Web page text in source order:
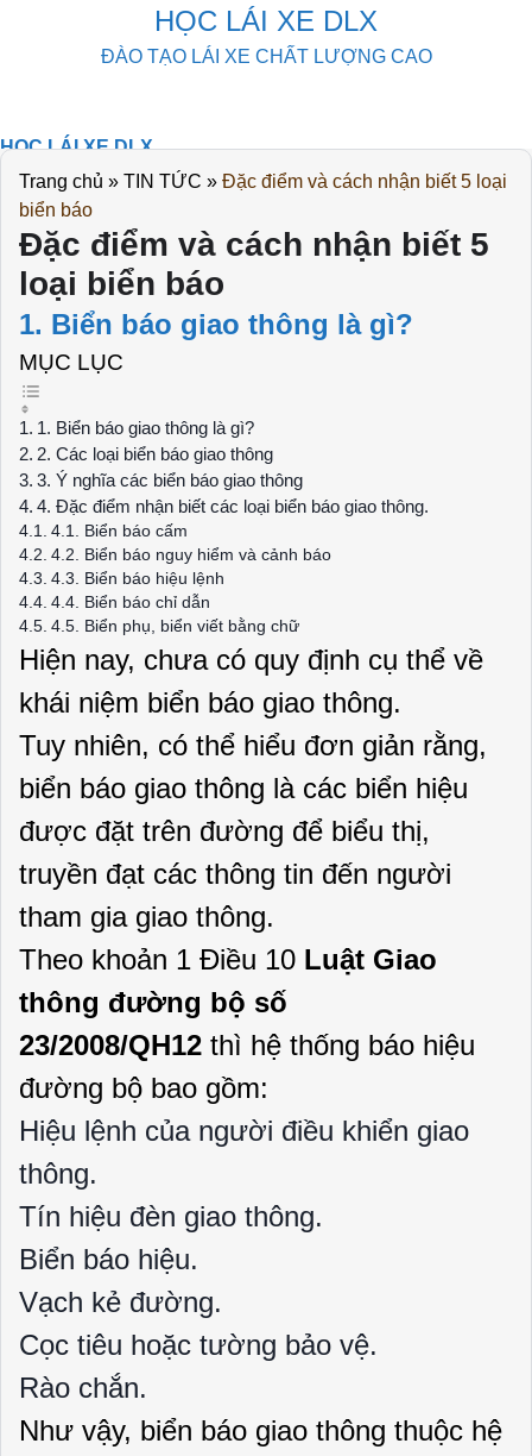
HỌC LÁI XE DLX
ĐÀO TẠO LÁI XE CHẤT LƯỢNG CAO
HỌC LÁI XE DLX
KHOÁ HỌC
THI THỬ
DOWLOAD
TIN TỨC
LIÊN HỆ
Trang chủ » TIN TỨC » Đặc điểm và cách nhận biết 5 loại
biển báo
Đặc điểm và cách nhận biết 5
loại biển báo
1. Biển báo giao thông là gì?
MỤC LỤC
1. Biển báo giao thông là gì?
2. Các loại biển báo giao thông
3. Ý nghĩa các biển báo giao thông
4. Đặc điểm nhận biết các loại biển báo giao thông.
4.1. Biển báo cấm
4.2. Biển báo nguy hiểm và cảnh báo
4.3. Biển báo hiệu lệnh
4.4. Biển báo chỉ dẫn
4.5. Biển phụ, biển viết bằng chữ
Hiện nay, chưa có quy định cụ thể về
khái niệm biển báo giao thông.
Tuy nhiên, có thể hiểu đơn giản rằng,
biển báo giao thông là các biển hiệu
được đặt trên đường để biểu thị,
truyền đạt các thông tin đến người
tham gia giao thông.
Theo khoản 1 Điều 10 Luật Giao
thông đường bộ số
23/2008/QH12 thì hệ thống báo hiệu
đường bộ bao gồm:
Hiệu lệnh của người điều khiển giao
thông.
Tín hiệu đèn giao thông.
Biển báo hiệu.
Vạch kẻ đường.
Cọc tiêu hoặc tường bảo vệ.
Rào chắn.
Như vậy, biển báo giao thông thuộc hệ